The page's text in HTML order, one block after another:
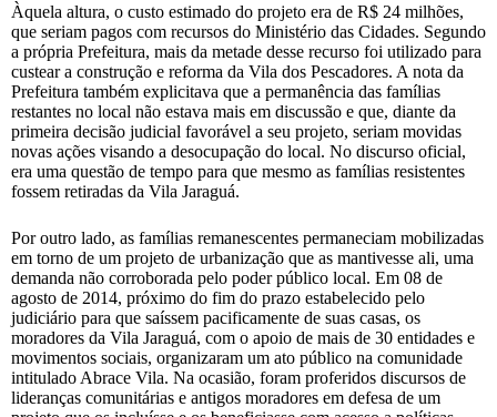
Àquela altura, o custo estimado do projeto era de R$ 24 milhões,
que seriam pagos com recursos do Ministério das Cidades. Segundo
a própria Prefeitura, mais da metade desse recurso foi utilizado para
custear a construção e reforma da Vila dos Pescadores. A nota da
Prefeitura também explicitava que a permanência das famílias
restantes no local não estava mais em discussão e que, diante da
primeira decisão judicial favorável a seu projeto, seriam movidas
novas ações visando a desocupação do local. No discurso oficial,
era uma questão de tempo para que mesmo as famílias resistentes
fossem retiradas da Vila Jaraguá.
Por outro lado, as famílias remanescentes permaneciam mobilizadas
em torno de um projeto de urbanização que as mantivesse ali, uma
demanda não corroborada pelo poder público local. Em 08 de
agosto de 2014, próximo do fim do prazo estabelecido pelo
judiciário para que saíssem pacificamente de suas casas, os
moradores da Vila Jaraguá, com o apoio de mais de 30 entidades e
movimentos sociais, organizaram um ato público na comunidade
intitulado Abrace Vila. Na ocasião, foram proferidos discursos de
lideranças comunitárias e antigos moradores em defesa de um